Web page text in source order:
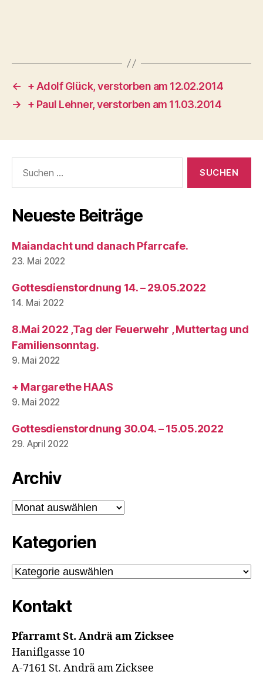
←
+ Adolf Glück, verstorben am 12.02.2014
→
+ Paul Lehner, verstorben am 11.03.2014
nach:
Neueste Beiträge
Maiandacht und danach Pfarrcafe.
23. Mai 2022
Gottesdienstordnung 14. – 29.05.2022
14. Mai 2022
8.Mai 2022 ,Tag der Feuerwehr , Muttertag und
Familiensonntag.
9. Mai 2022
+ Margarethe HAAS
9. Mai 2022
Gottesdienstordnung 30.04. – 15.05.2022
29. April 2022
Archiv
Archiv
Kategorien
Kategorien
Kontakt
Pfarramt St. Andrä am Zicksee
Haniflgasse 10
A-7161 St. Andrä am Zicksee